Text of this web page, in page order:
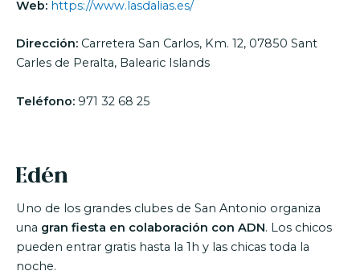
Web: https://www.lasdalias.es/
Dirección: Carretera San Carlos, Km. 12, 07850 Sant
Carles de Peralta, Balearic Islands
Teléfono: 971 32 68 25
Edén
Uno de los grandes clubes de San Antonio organiza
una gran fiesta en colaboración con ADN. Los chicos
pueden entrar gratis hasta la 1h y las chicas toda la
noche.